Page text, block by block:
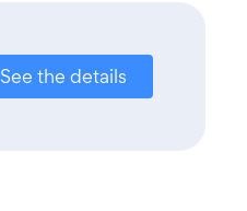
See the details